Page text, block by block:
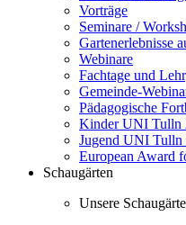
Vorträge
Seminare /
Gartenerlebnisse
Webinare
Fachtage und
Gemeinde-
Pädagogische
Kinder UNI Tulln
Jugend UNI Tulln
European Award
Schaugärten
Unsere